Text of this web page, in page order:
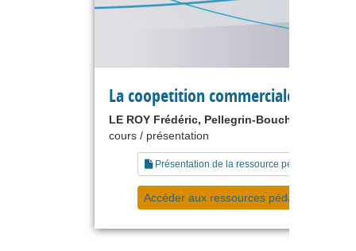
La coopetition commerciale.
LE ROY Frédéric, Pellegrin-Boucher Estelle
cours / présentation
Présentation de la ressource pédagogique
Accéder aux ressources pédagogiques